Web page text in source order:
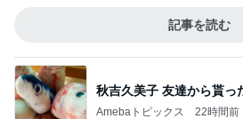
記事を読む
秋吉久美子 友達から貰っ
Amebaトピックス 22時間前